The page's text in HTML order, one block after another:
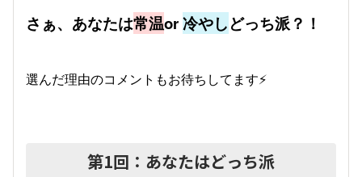
さぁ、あなたは常温or冷やしどっち派？！
選んだ理由のコメントもお待ちしてます⚡
第1回：あなたはどっち派